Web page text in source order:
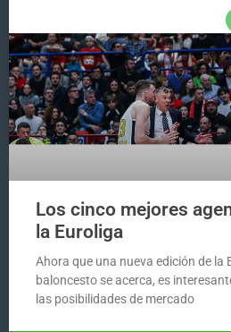
Los cinco mejores
la Euroliga
Ahora que una nueva edición de la
baloncesto se acerca, es
las posibilidades de mercado